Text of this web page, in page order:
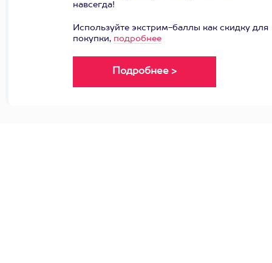
навсегда!
Используйте экстрим-баллы как скидку для
покупки, подробнее